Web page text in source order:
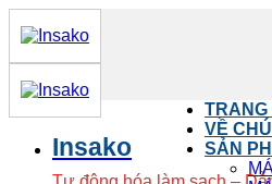
qua
Insako
TRANG
VỀ
SẢN